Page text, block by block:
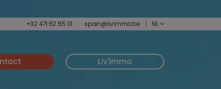
+32 471 62 65 01 spain@livimmo.be NL
Liv'Immo